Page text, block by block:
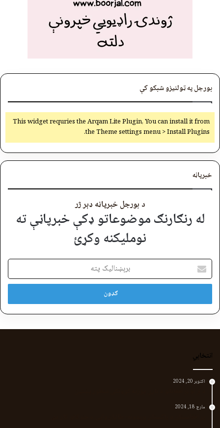
بورجل په ټولنیزو شبکو کې
This widget requries the Arqam Lite Plugin, You can install it from
the Theme settings menu > Install Plugins.
خبرپاڼه
د بورجل خبرپاڼه ډېر ژر
له رنګارنګ موضوعاتو ډکې خبرپاڼې ته
نوملیکنه وکړئ
برېښنالیک
پته
انتخابي
اکتوبر 20, 2024
مارچ 18, 2024